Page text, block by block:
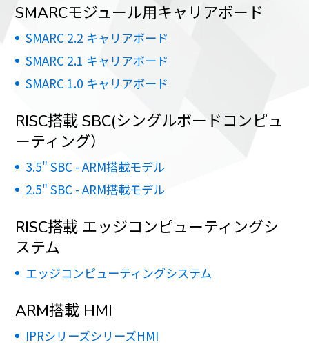
SMARCモジュール用キャリアボード
SMARC 2.2 キャリアボード
SMARC 2.1 キャリアボード
SMARC 1.0 キャリアボード
RISC搭載 SBC(シングルボードコンピュ
ーティング）
3.5" SBC - ARM搭載モデル
2.5" SBC - ARM搭載モデル
RISC搭載 エッジコンピューティングシ
ステム
エッジコンピューティングシステム
ARM搭載 HMI
IPRシリーズシリーズHMI